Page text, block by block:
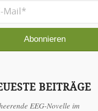
BEITRÄGE
EEG-Novelle im